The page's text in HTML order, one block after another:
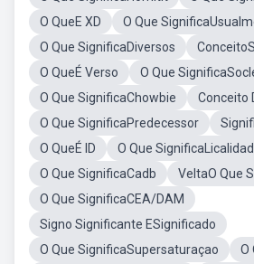
O QueE XD
O Que
O Que SignificaDiversos
O QueÉ Verso
O Que
O Que SignificaChowbie
Conceito
O Que SignificaPredecessor
O QueÉ ID
O Que
O Que SignificaCadb
VeltaO Que
O Que SignificaCEA/DAM
Signo Significante ESignificado
O Que SignificaSupersaturaçao
O